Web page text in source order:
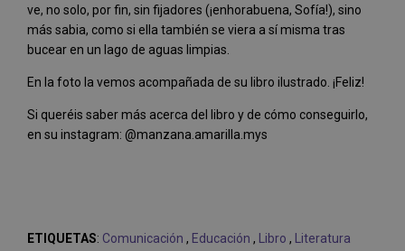
ve, no solo, por fin, sin fijadores (¡enhorabuena, Sofía!), sino
más sabia, como si ella también se viera a sí misma tras
bucear en un lago de aguas limpias.
En la foto la vemos acompañada de su libro ilustrado. ¡Feliz!
Si queréis saber más acerca del libro y de cómo conseguirlo,
en su instagram: @manzana.amarilla.mys
ETIQUETAS: Comunicación , Educación , Libro , Literatura